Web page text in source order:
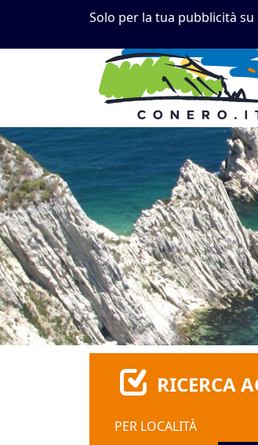
Solo per la tua pubblicità su
RICERCA
PER LOCALITÀ